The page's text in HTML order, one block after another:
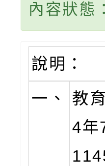
內容狀態
說明：
一、
教
4年